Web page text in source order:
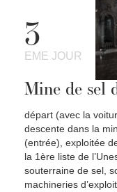
3
EME JOUR
Mine de sel
départ (avec la
descente dans la
(entrée), exploitée
la 1ère liste de
souterraine de sel,
machineries